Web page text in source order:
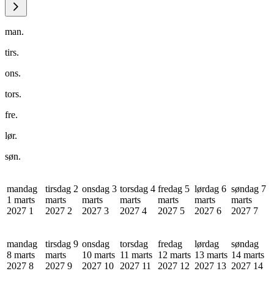
man.
tirs.
ons.
tors.
fre.
lør.
søn.
mandag
1 marts
2027 1
tirsdag 2
marts
2027 2
onsdag 3
marts
2027 3
torsdag 4
marts
2027 4
fredag 5
marts
2027 5
lørdag 6
marts
2027 6
søndag 7
marts
2027 7
mandag
8 marts
2027 8
tirsdag 9
marts
2027 9
onsdag
10 marts
2027 10
torsdag
11 marts
2027 11
fredag
12 marts
2027 12
lørdag
13 marts
2027 13
søndag
14 marts
2027 14